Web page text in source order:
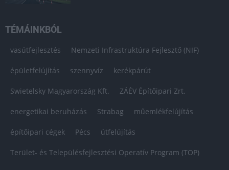
TÉMÁINKBÓL
vasútfejlesztés Nemzeti Infrastruktúra Fejlesztő (NIF)
épületfelújítás szennyvíz kerékpárút
Swietelsky Magyarország Kft. ZÁÉV Építőipari Zrt.
energetikai beruházás Strabag műemlékfelújítás
építőipari cégek Pécs útfelújítás
Terület- és Településfejlesztési Operatív Program (TOP)